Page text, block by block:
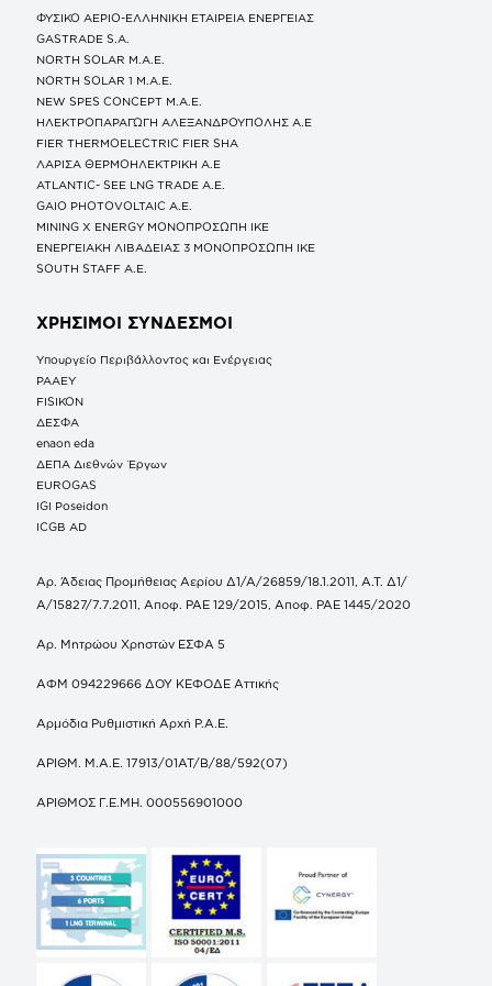
ΦΥΣΙΚΟ ΑΕΡΙΟ-ΕΛΛΗΝΙΚΗ ΕΤΑΙΡΕΙΑ ΕΝΕΡΓΕΙΑΣ
GASTRADE S.A.
NORTH SOLAR M.Α.Ε.
NORTH SOLAR 1 M.Α.Ε.
NEW SPES CONCEPT Μ.Α.Ε.
ΗΛΕΚΤΡΟΠΑΡΑΓΩΓΗ ΑΛΕΞΑΝΔΡΟΥΠΟΛΗΣ A.E
FIER THERMOELECTRIC FIER SHA
ΛΑΡΙΣΑ ΘΕΡΜΟΗΛΕΚΤΡΙΚΗ A.E
ATLANTIC- SEE LNG TRADE A.E.
GAIO PHOTOVOLTAIC Α.Ε.
MINING X ENERGY ΜΟΝΟΠΡΟΣΩΠΗ ΙΚΕ
ΕΝΕΡΓΕΙΑΚΗ ΛΙΒΑΔΕΙΑΣ 3 ΜΟΝΟΠΡΟΣΩΠΗ ΙΚΕ
SOUTH STAFF Α.Ε.
ΧΡΗΣΙΜΟΙ ΣΥΝΔΕΣΜΟΙ
Υπουργείο Περιβάλλοντος και Ενέργειας
ΡΑΑΕΥ
FISIKON
ΔΕΣΦΑ
enaon eda
ΔΕΠΑ Διεθνών Έργων
EUROGAS
IGI Poseidon
ICGB AD
Αρ. Άδειας Προμήθειας Αερίου Δ1/Α/26859/18.1.2011, Α.Τ. Δ1/
Α/15827/7.7.2011, Αποφ. ΡΑΕ 129/2015, Αποφ. ΡΑΕ 1445/2020
Αρ. Μητρώου Χρηστών ΕΣΦΑ 5
ΑΦΜ 094229666 ΔΟΥ ΚΕΦΟΔΕ Αττικής
Αρμόδια Ρυθμιστική Αρχή Ρ.Α.Ε.
ΑΡΙΘΜ. Μ.Α.Ε. 17913/01ΑΤ/Β/88/592(07)
ΑΡΙΘΜΟΣ Γ.Ε.ΜΗ. 000556901000